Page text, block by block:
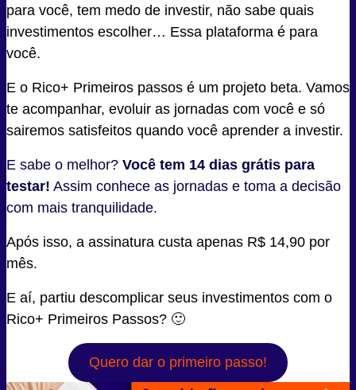
para você, tem medo de investir, não sabe quais
investimentos escolher… Essa plataforma é para
você.
E o Rico+ Primeiros passos é um projeto beta. Vamos
te acompanhar, evoluir as jornadas com você e só
sairemos satisfeitos quando você aprender a investir.
E sabe o melhor? Você tem 14 dias grátis para
testar! Assim conhece as jornadas e toma a decisão
com mais tranquilidade.
Após isso, a assinatura custa apenas R$ 14,90 por
mês.
E aí, partiu descomplicar seus investimentos com o
Rico+ Primeiros Passos? 🙂
Quero dar o primeiro passo!